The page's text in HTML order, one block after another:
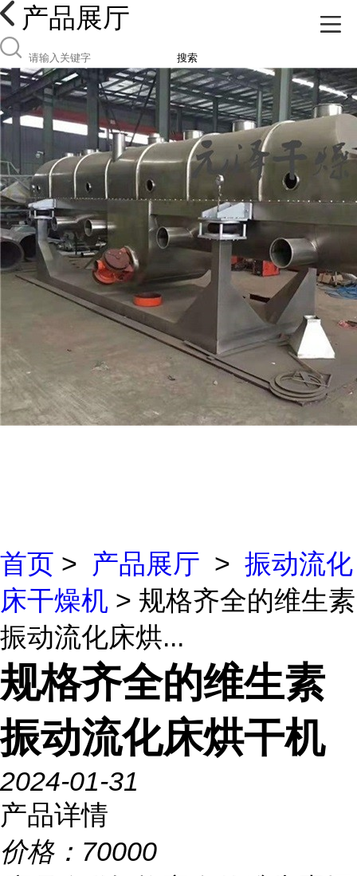
产品展厅
搜索
首页 > 产品展厅 > 振动流化
床干燥机 > 规格齐全的维生素
振动流化床烘...
规格齐全的维生素
振动流化床烘干机
2024-01-31
产品详情
价格： 70000